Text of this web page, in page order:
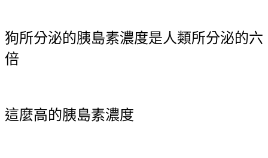
狗所分泌的胰島素濃度是人類所分泌的六
倍
這麼高的胰島素濃度